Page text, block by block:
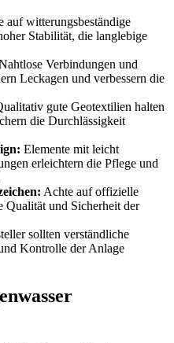
auf witterungsbeständige
Stabilität, die langlebige
Verbindungen und
Leckagen und verbessern die
gute Geotextilien halten
die Durchlässigkeit
Elemente mit leicht
erleichtern die Pflege und
Achte auf offizielle
Qualität und Sicherheit der
sollten verständliche
Kontrolle der Anlage